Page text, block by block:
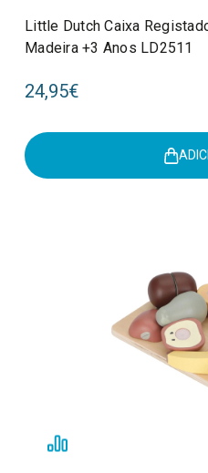
Little Dutch Caixa
Madeira +3 Anos LD2511
24,95€